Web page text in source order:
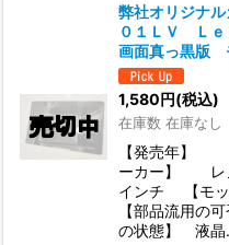
弊社オリジナ
０１ＬＶ Ｌｅ
画面真っ黒版
1,580円(税込)
在庫数 在庫なし
【発売年】
ーカー】 レ
インチ 【モッ
【部品流用
の状態】 液